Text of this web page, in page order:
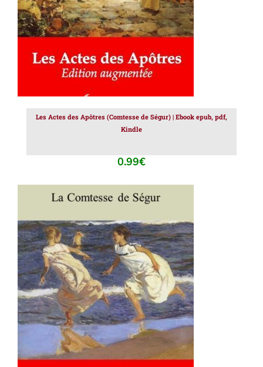
Les Actes des Apôtres (Comtesse de Ségur) | Ebook epub, pdf,
Kindle
0.99€
AJOUTER AU PANIER / DÉTAILS